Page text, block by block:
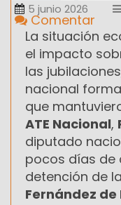
5 junio 2026
Comentar
La situación
el impacto
las
nacional
que
ATE Nacional,
diputado
pocos días de
detención de
Fernández de